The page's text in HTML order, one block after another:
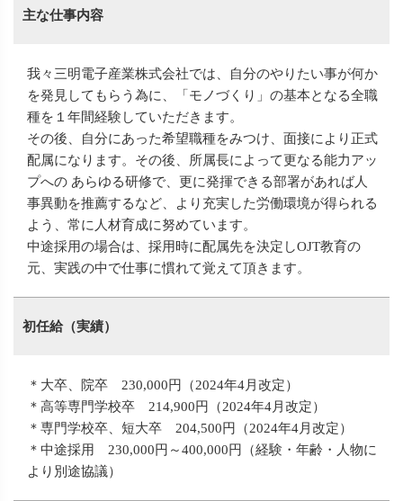
主な仕事内容
我々三明電子産業株式会社では、自分のやりたい事が何か
を発見してもらう為に、「モノづくり」の基本となる全職
種を１年間経験していただきます。
その後、自分にあった希望職種をみつけ、面接により正式
配属になります。その後、所属長によって更なる能力アッ
プへの あらゆる研修で、更に発揮できる部署があれば人
事異動を推薦するなど、より充実した労働環境が得られる
よう、常に人材育成に努めています。
中途採用の場合は、採用時に配属先を決定しOJT教育の
元、実践の中で仕事に慣れて覚えて頂きます。
初任給（実績）
＊大卒、院卒 230,000円（2024年4月改定）
＊高等専門学校卒 214,900円（2024年4月改定）
＊専門学校卒、短大卒 204,500円（2024年4月改定）
＊中途採用 230,000円～400,000円（経験・年齢・人物に
より別途協議）